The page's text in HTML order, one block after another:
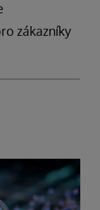
zákazníky